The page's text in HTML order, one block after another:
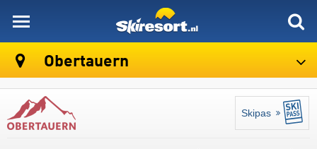
Obertauern
Skipas